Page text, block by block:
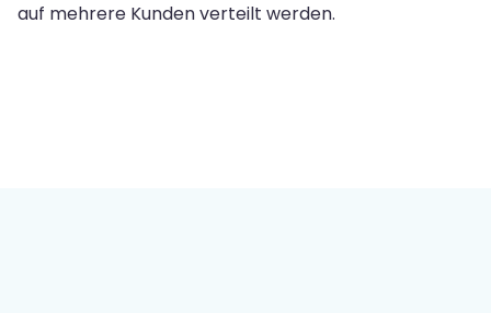
auf mehrere Kunden verteilt werden.